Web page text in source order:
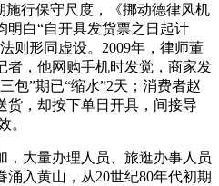
行保守尺度，《挪动德律风机
明白“自开具发货票之日起计
则形同虚设。2009年，律师董
者，他网购手机时发觉，商家发
包”期已“缩水”2天；消费者赵
货，却按下单日开具，间接导
。
大量办理人员、旅逛办事人员
涌入黄山，从20世纪80年代初期